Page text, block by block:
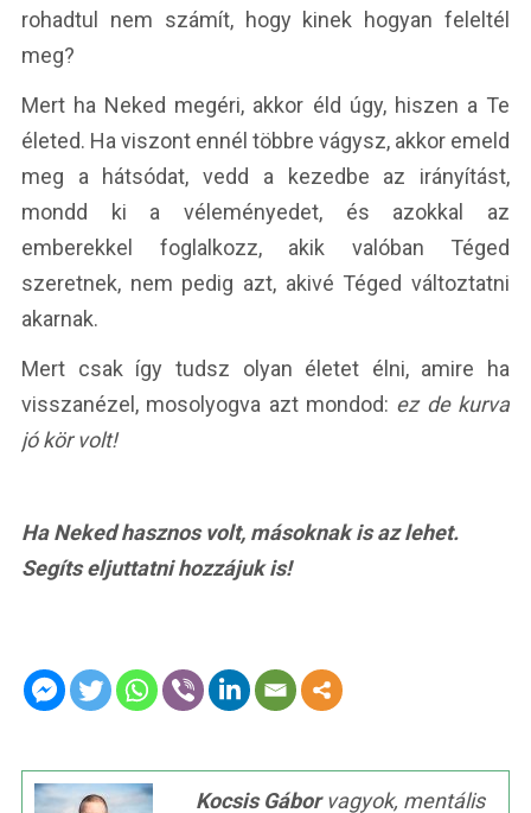
rohadtul nem számít, hogy kinek hogyan feleltél
meg?
Mert ha Neked megéri, akkor éld úgy, hiszen a Te
életed. Ha viszont ennél többre vágysz, akkor emeld
meg a hátsódat, vedd a kezedbe az irányítást,
mondd ki a véleményedet, és azokkal az
emberekkel foglalkozz, akik valóban Téged
szeretnek, nem pedig azt, akivé Téged változtatni
akarnak.
Mert csak így tudsz olyan életet élni, amire ha
visszanézel, mosolyogva azt mondod: ez de kurva
jó kör volt!
Ha Neked hasznos volt, másoknak is az lehet.
Segíts eljuttatni hozzájuk is!
Kocsis Gáborvagyok, mentális